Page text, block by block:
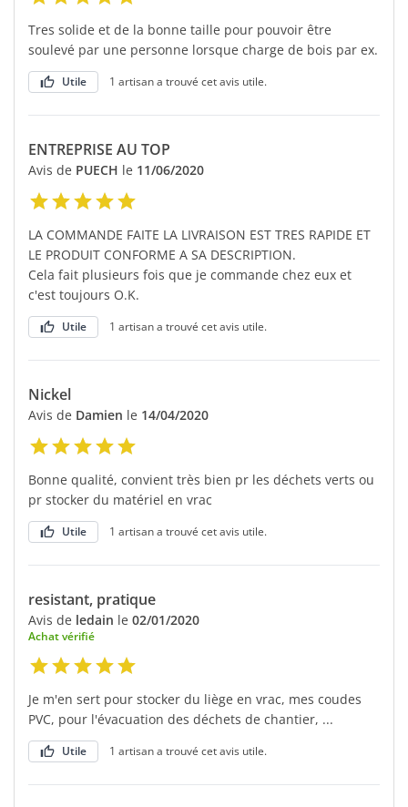
Tres solide et de la bonne taille pour pouvoir être
soulevé par une personne lorsque charge de bois par ex.
Utile 1 artisan a trouvé cet avis utile.
ENTREPRISE AU TOP
Avis de PUECH le 11/06/2020
LA COMMANDE FAITE LA LIVRAISON EST TRES RAPIDE ET
LE PRODUIT CONFORME A SA DESCRIPTION.
Cela fait plusieurs fois que je commande chez eux et
c'est toujours O.K.
Utile 1 artisan a trouvé cet avis utile.
Nickel
Avis de Damien le 14/04/2020
Bonne qualité, convient très bien pr les déchets verts ou
pr stocker du matériel en vrac
Utile 1 artisan a trouvé cet avis utile.
resistant, pratique
Avis de ledain le 02/01/2020
Achat vérifié
Je m'en sert pour stocker du liège en vrac, mes coudes
PVC, pour l'évacuation des déchets de chantier, ...
Utile 1 artisan a trouvé cet avis utile.